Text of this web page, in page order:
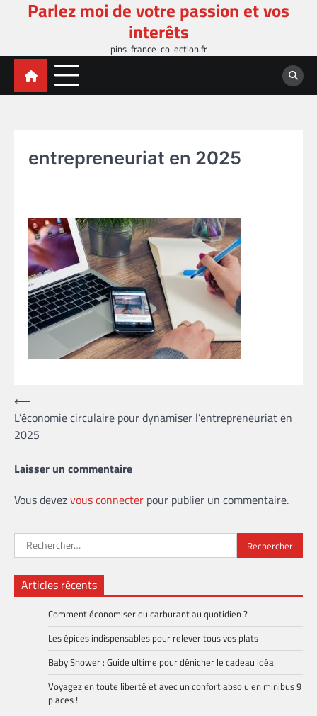
Parlez moi de votre passion et vos
interêts
pins-france-collection.fr
entrepreneuriat en 2025
Navigation
de
l’article
⟵
L’économie circulaire pour dynamiser l’entrepreneuriat en
2025
Laisser un commentaire
Vous devezvous connecter pour publier un commentaire.
Rechercher :
Articles récents
Comment économiser du carburant au quotidien ?
Les épices indispensables pour relever tous vos plats
Baby Shower : Guide ultime pour dénicher le cadeau idéal
Voyagez en toute liberté et avec un confort absolu en minibus 9
places !